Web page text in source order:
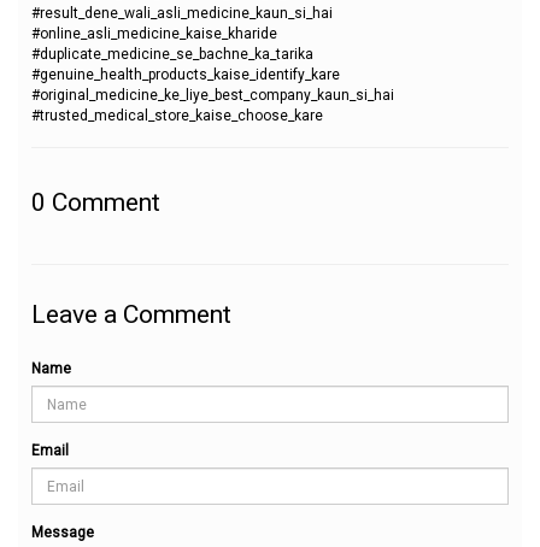
#result_dene_wali_asli_medicine_kaun_si_hai
#online_asli_medicine_kaise_kharide
#duplicate_medicine_se_bachne_ka_tarika
#genuine_health_products_kaise_identify_kare
#original_medicine_ke_liye_best_company_kaun_si_hai
#trusted_medical_store_kaise_choose_kare
0 Comment
Leave a Comment
Name
Email
Message